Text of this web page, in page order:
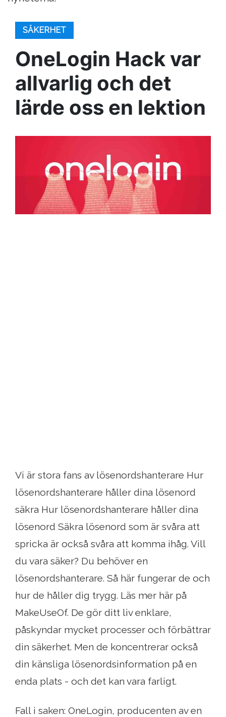
SÄKERHET
OneLogin Hack var
allvarlig och det
lärde oss en lektion
Vi är stora fans av lösenordshanterare Hur
lösenordshanterare håller dina lösenord
säkra Hur lösenordshanterare håller dina
lösenord Säkra lösenord som är svåra att
spricka är också svåra att komma ihåg. Vill
du vara säker? Du behöver en
lösenordshanterare. Så här fungerar de och
hur de håller dig trygg. Läs mer här på
MakeUseOf. De gör ditt liv enklare,
påskyndar mycket processer och förbättrar
din säkerhet. Men de koncentrerar också
din känsliga lösenordsinformation på en
enda plats - och det kan vara farligt.
Fall i saken: OneLogin, producenten av en